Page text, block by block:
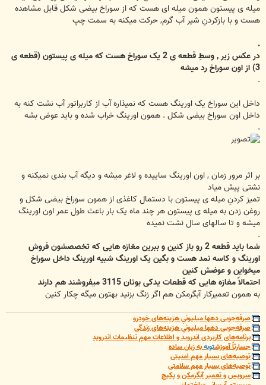
میله ی پیستون همون میله ای هست که از سوراخ بیضی شکل قابل مشاهده
هست و با بازکردنِ شیر آب گرم, حرکت میکنه به سمت چپ
در عکس زیر , وسطِ قطعه ی 2 یک سوراخ هست که میله ی پیستون (قطعه ی
3) از اون سوراخ رد میشه
داخل این سوراخ یک اورینگ هست که نمیذاره آب از کاربراتور آب نشت کنه به
داخل اون سوراخ بیضی شکل . همون اورینگ خراب شده و باید عوض بشه
بر اثر مرور زمان , اون اورینگ ساییده و لاغر میشه و دیگه آب بندی نمیکنه و
نشتی پیش میاد
تمیز کردنِ میله ی پیستون با دستمال کاغذی از همون سوراخ بیضی شکل و
روغن زدن به میله ی پیستون هر چند ماه یک بار باعث طول عمر اون اورینگ
میشه و تا سالهای سال نشت نمیده
شما باید قطعه 2 رو باز کنین و ببرین مغازه هایی که تخصصشون فروش
اورینگ و کاسه نمد هست و بگین یک اورینگ شبیه اورینگ داخل سوراخ
میخواین و عوضش کنین
احتمالاً مغازه هایی که قطعات یدکی بوتان 3115 میفروشند هم دارند
به همون تعمیرکار آبگرمکن هم اگر زنگ بزنید بهتون میگه چکار کنین
صرفه‌جویی دهها میلیونیِ هزینه‌های خودرو
صرفه‌جویی دهها میلیونیِ هزینه‌های زندگی
برنامه‌های کاربردی اندروید و اطلاعات مهمِ تنظیمات اندروید
جسارتاً آموزشتوبهبه زبان ساده
توصیه‌های بسیار مهم امنیتی
توصیه‌های بسیار مهم سلامتی
سرویس و تعمیر آبگرمکن و پکیج